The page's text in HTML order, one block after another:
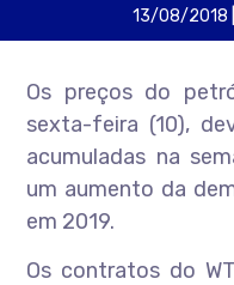
13/08/2018
Os preços do
sexta-feira (10),
acumuladas na
um aumento da
em 2019.
Os contratos do